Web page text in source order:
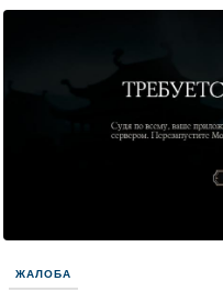
ЖАЛОБА